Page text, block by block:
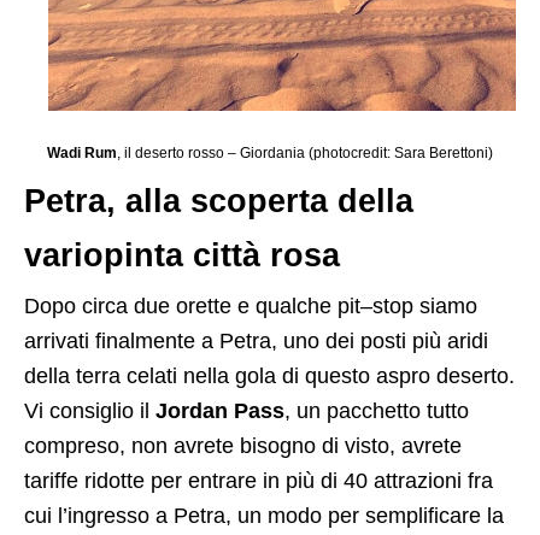
Wadi Rum, il deserto rosso – Giordania (photocredit: Sara Berettoni)
Petra, alla scoperta della
variopinta città rosa
Dopo circa due orette e qualche pit–stop siamo
arrivati finalmente a Petra, uno dei posti più aridi
della terra celati nella gola di questo aspro deserto.
Vi consiglio il Jordan Pass, un pacchetto tutto
compreso, non avrete bisogno di visto, avrete
tariffe ridotte per entrare in più di 40 attrazioni fra
cui l’ingresso a Petra, un modo per semplificare la